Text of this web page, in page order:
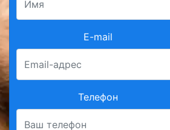
E-mail
Телефон